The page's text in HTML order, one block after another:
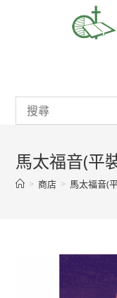
馬太福音(平
> 商店 > 馬太福音(